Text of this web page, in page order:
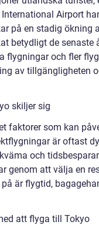
Airport
på en stadig ökning
betydligt de senaste
flygningar och fler
av tillgängligheten
skiljer sig
faktorer som kan
är oftast
och
genom att välja en
är flygtid,
att flyga till Tokyo